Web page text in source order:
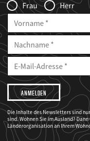
Frau
Herr
Vorname
Nachname
E-
Mailadresse
E-
Adresse
Ich
möchte,
dass
der
WWF
mich
über
seine
Projekte
informiert.
Die Inhalte des Newsletters sind
sind. Wohnen Sie im Ausland?
Länderorganisation an Ihrem